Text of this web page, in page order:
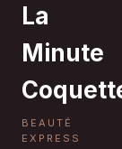
La
Minute
BEAUTÉ
EXPRESS